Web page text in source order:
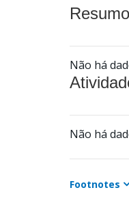
Não há
Não há
Footnotes